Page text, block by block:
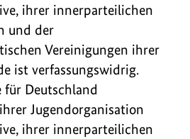
ihrer innerparteilichen
und der
Vereinigungen ihrer
ist verfassungswidrig.
für Deutschland
Jugendorganisation
ihrer innerparteilichen